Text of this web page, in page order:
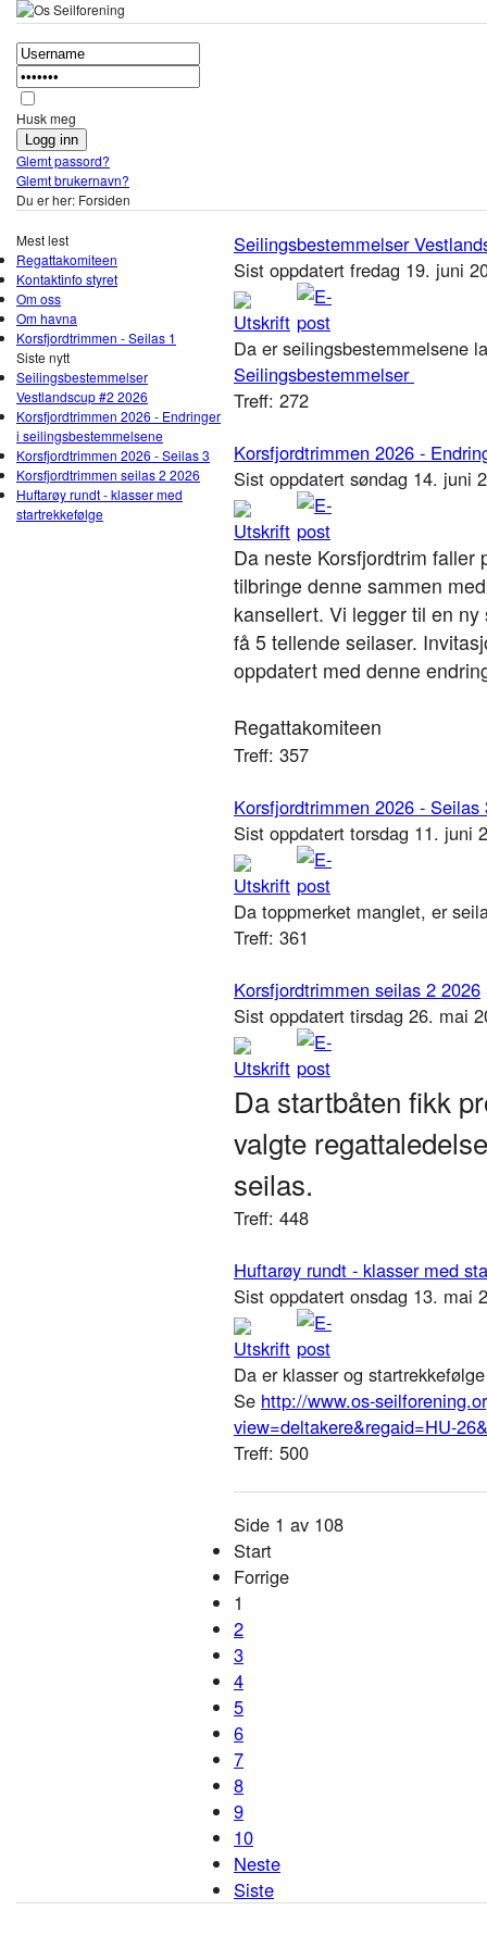
Husk meg
Glemt passord?
Glemt brukernavn?
Du er her: Forsiden
Mest lest
Regattakomiteen
Kontaktinfo styret
Om oss
Om havna
Korsfjordtrimmen - Seilas 1
Siste nytt
Seilingsbestemmelser
Vestlandscup #2 2026
Korsfjordtrimmen 2026 - Endringer
i seilingsbestemmelsene
Korsfjordtrimmen 2026 - Seilas 3
Korsfjordtrimmen seilas 2 2026
Huftarøy rundt - klasser med
startrekkefølge
Seilingsbestemmelser
Sist oppdatert fredag 19. juni
Da er seilingsbestemmelsene
Seilingsbestemmelser
Treff: 272
Korsfjordtrimmen 2026 -
Sist oppdatert søndag 14. juni
Da neste Korsfjordtrim
tilbringe denne sammen
kansellert. Vi legger til en
få 5 tellende seilaser.
oppdatert med denne
Regattakomiteen
Treff: 357
Korsfjordtrimmen 2026 - Seilas
Sist oppdatert torsdag 11. juni
Da toppmerket manglet, er
Treff: 361
Korsfjordtrimmen seilas 2 2026
Sist oppdatert tirsdag 26. mai
Da startbåten fikk
valgte
seilas.
Treff: 448
Huftarøy rundt - klasser med
Sist oppdatert onsdag 13. mai
Da er klasser og
Se http://www.os-
view=deltakere&regaid=HU-
Treff: 500
Side 1 av 108
Start
Forrige
1
2
3
4
5
6
7
8
9
10
Neste
Siste